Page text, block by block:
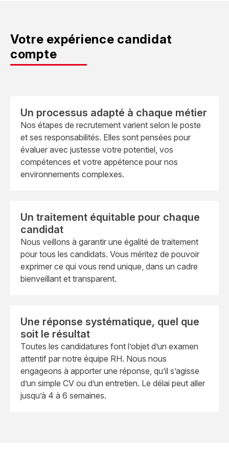
Votre expérience candidat
compte
Un processus adapté à chaque métier
Nos étapes de recrutement varient selon le poste
et ses responsabilités. Elles sont pensées pour
évaluer avec justesse votre potentiel, vos
compétences et votre appétence pour nos
environnements complexes.
Un traitement équitable pour chaque
candidat
Nous veillons à garantir une égalité de traitement
pour tous les candidats. Vous méritez de pouvoir
exprimer ce qui vous rend unique, dans un cadre
bienveillant et transparent.
Une réponse systématique, quel que
soit le résultat
Toutes les candidatures font l’objet d’un examen
attentif par notre équipe RH. Nous nous
engageons à apporter une réponse, qu’il s’agisse
d’un simple CV ou d’un entretien. Le délai peut aller
jusqu’à 4 à 6 semaines.